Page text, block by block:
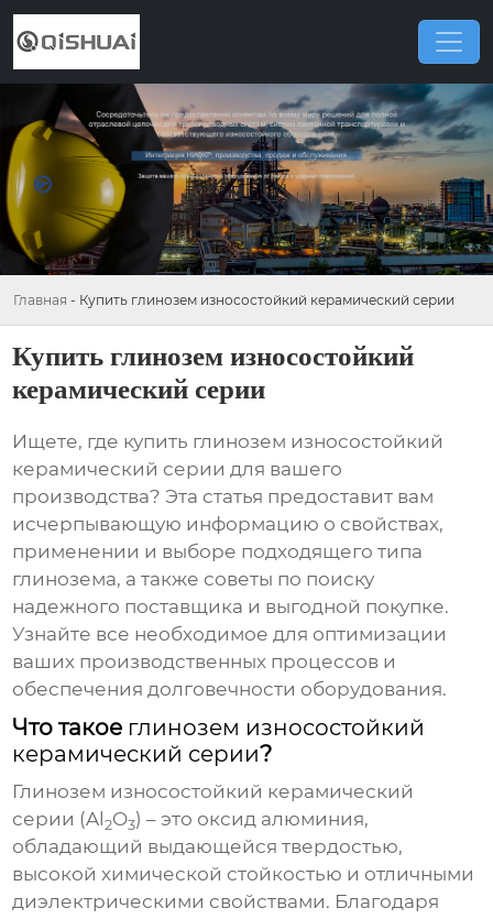
Главная - Купить глинозем износостойкий керамический серии
Купить глинозем износостойкий
керамический серии
Ищете, где купить глинозем износостойкий
керамический серии для вашего
производства? Эта статья предоставит вам
исчерпывающую информацию о свойствах,
применении и выборе подходящего типа
глинозема, а также советы по поиску
надежного поставщика и выгодной покупке.
Узнайте все необходимое для оптимизации
ваших производственных процессов и
обеспечения долговечности оборудования.
Что такое глинозем износостойкий
керамический серии?
Глинозем износостойкий керамический
серии (Al2O3) – это оксид алюминия,
обладающий выдающейся твердостью,
высокой химической стойкостью и отличными
диэлектрическими свойствами. Благодаря